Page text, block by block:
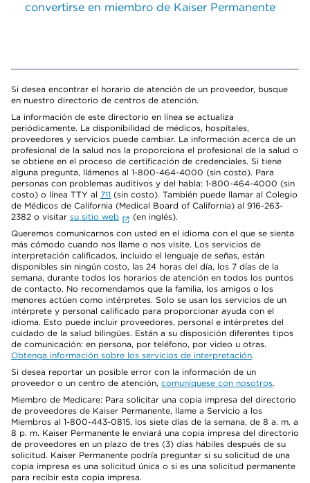
convertirse en miembro de Kaiser Permanente
Si desea encontrar el horario de atención de un proveedor, busque
en nuestro directorio de centros de atención.
La información de este directorio en línea se actualiza
periódicamente. La disponibilidad de médicos, hospitales,
proveedores y servicios puede cambiar. La información acerca de un
profesional de la salud nos la proporciona el profesional de la salud o
se obtiene en el proceso de certificación de credenciales. Si tiene
alguna pregunta, llámenos al 1-800-464-4000 (sin costo). Para
personas con problemas auditivos y del habla: 1-800-464-4000 (sin
costo) o línea TTY al 711 (sin costo). También puede llamar al Colegio
de Médicos de California (Medical Board of California) al 916-263-
2382 o visitar su sitio web
(en inglés).
Queremos comunicarnos con usted en el idioma con el que se sienta
más cómodo cuando nos llame o nos visite. Los servicios de
interpretación calificados, incluido el lenguaje de señas, están
disponibles sin ningún costo, las 24 horas del día, los 7 días de la
semana, durante todos los horarios de atención en todos los puntos
de contacto. No recomendamos que la familia, los amigos o los
menores actúen como intérpretes. Solo se usan los servicios de un
intérprete y personal calificado para proporcionar ayuda con el
idioma. Esto puede incluir proveedores, personal e intérpretes del
cuidado de la salud bilingües. Están a su disposición diferentes tipos
de comunicación: en persona, por teléfono, por video u otras.
Obtenga información sobre los servicios de interpretación.
Si desea reportar un posible error con la información de un
proveedor o un centro de atención, comuníquese con nosotros.
Miembro de Medicare: Para solicitar una copia impresa del directorio
de proveedores de Kaiser Permanente, llame a Servicio a los
Miembros al 1-800-443-0815, los siete días de la semana, de 8 a. m. a
8 p. m. Kaiser Permanente le enviará una copia impresa del directorio
de proveedores en un plazo de tres (3) días hábiles después de su
solicitud. Kaiser Permanente podría preguntar si su solicitud de una
copia impresa es una solicitud única o si es una solicitud permanente
para recibir esta copia impresa.